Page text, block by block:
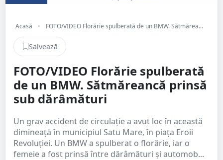
Acasă • FOTO/VIDEO Florărie spulberată de un BMW. Sătmărea...
Salvează
FOTO/VIDEO Florărie spulberată
de un BMW. Sătmăreancă prinsă
sub dărâmături
Un grav accident de circulație a avut loc în această
dimineață în municipiul Satu Mare, în piața Eroii
Revoluției. Un BMW a spulberat o florărie, iar o
femeie a fost prinsă între dărâmături și automob...